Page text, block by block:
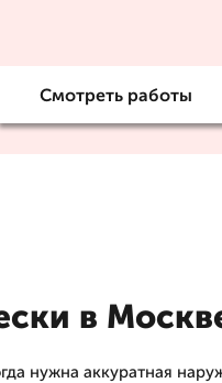
Смотреть работы
в
нужна аккуратная